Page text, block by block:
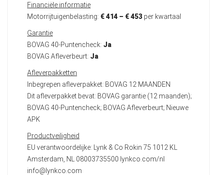
Financiële informatie
Motorrijtuigenbelasting: € 414 – € 453 per kwartaal
Garantie
BOVAG 40-Puntencheck: Ja
BOVAG Afleverbeurt: Ja
Afleverpakketten
Inbegrepen afleverpakket: BOVAG 12 MAANDEN
Dit afleverpakket bevat: BOVAG garantie (12 maanden);
BOVAG 40-Puntencheck; BOVAG Afleverbeurt; Nieuwe
APK
Productveiligheid
EU verantwoordelijke: Lynk & Co Rokin 75 1012 KL
Amsterdam, NL 08003735500 lynkco.com/nl
info@lynkco.com